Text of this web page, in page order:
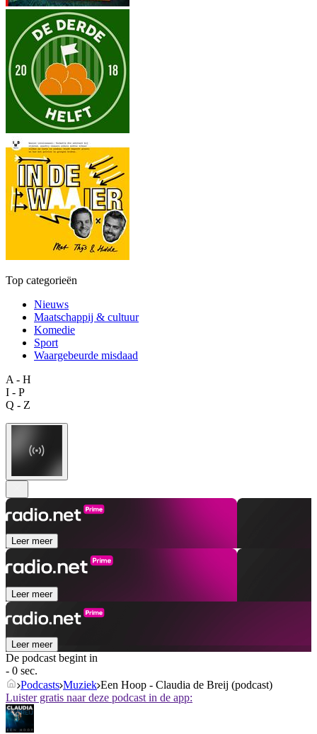
Top categorieën
Nieuws
Maatschappij & cultuur
Komedie
Sport
Waargebeurde misdaad
A - H
I - P
Q - Z
Leer meer
Leer meer
Leer meer
De podcast begint in
- 0 sec.
Podcasts Muziek Een Hoop - Claudia de Breij (podcast)
Luister gratis naar deze podcast in de app: